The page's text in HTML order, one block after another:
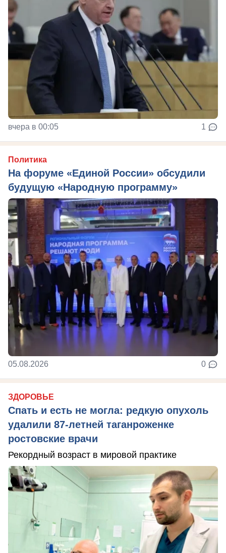
вчера в 00:05 1
Политика
На форуме «Единой России» обсудили
будущую «Народную программу»
05.08.2026 0
ЗДОРОВЬЕ
Спать и есть не могла: редкую опухоль
удалили 87-летней таганроженке
ростовские врачи
Рекордный возраст в мировой практике